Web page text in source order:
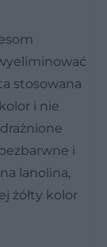
stosowana
i nie
i
lanolina,
żółty kolor